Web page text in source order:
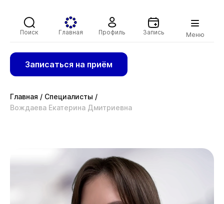
Поиск Главная Профиль Запись Меню
Записаться на приём
Главная / Специалисты /
Вождаева Екатерина Дмитриевна